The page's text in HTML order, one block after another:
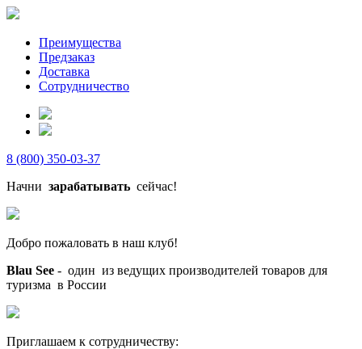
Преимущества
Предзаказ
Доставка
Сотрудничество
8 (800) 350-03-37
Начни зарабатывать сейчас!
Добро пожаловать в наш клуб!
Blau See - один из ведущих производителей товаров для
туризма в России
Приглашаем к сотрудничеству: